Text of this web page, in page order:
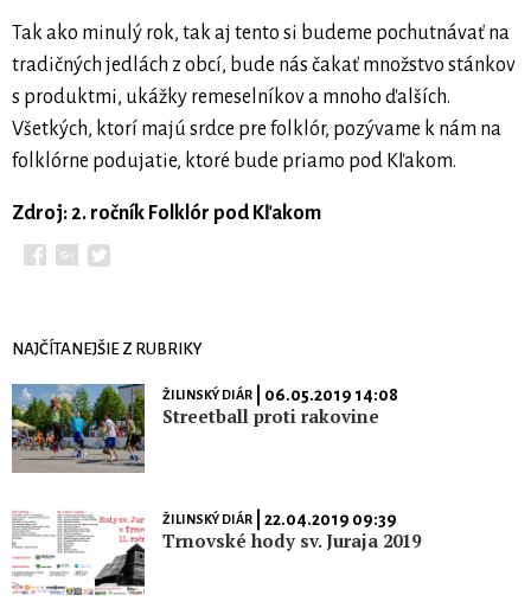
Tak ako minulý rok, tak aj tento si budeme pochutnávať na
tradičných jedlách z obcí, bude nás čakať množstvo stánkov
s produktmi, ukážky remeselníkov a mnoho ďalších.
Všetkých, ktorí majú srdce pre folklór, pozývame k nám na
folklórne podujatie, ktoré bude priamo pod Kľakom.
Zdroj: 2. ročník Folklór pod Kľakom
NAJČÍTANEJŠIE Z RUBRIKY
ŽILINSKÝ DIÁR| 06.05.2019 14:08
Streetball proti rakovine
ŽILINSKÝ DIÁR| 22.04.2019 09:39
Trnovské hody sv. Juraja 2019